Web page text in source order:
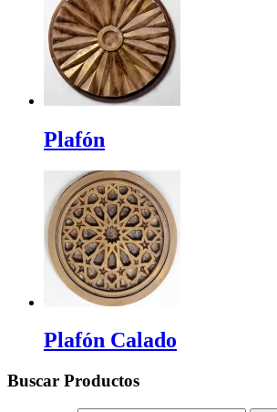
Plafón
Plafón Calado
Buscar Productos